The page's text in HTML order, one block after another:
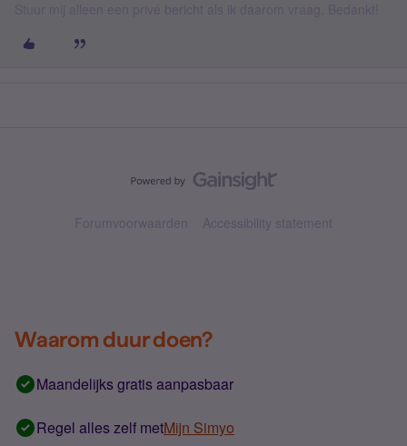
Forumvoorwaarden Accessibility statement
Waarom duur doen?
Maandelijks gratis aanpasbaar
Regel alles zelf metMijn Simyo